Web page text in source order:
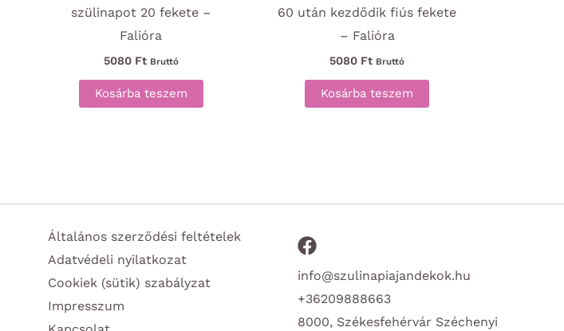
szülinapot 20 fekete –
Falióra
5080 Ft Bruttó
Kosárba teszem
60 után kezdődik fiús fekete
– Falióra
5080 Ft Bruttó
Kosárba teszem
Általános szerződési feltételek
Adatvédeli nyilatkozat
Cookiek (sütik) szabályzat
Impresszum
info@szulinapiajandekok.hu
+36209888663
8000, Székesfehérvár Széchenyi